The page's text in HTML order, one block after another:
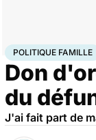
AccueilSanté Société
POLITIQUE FAMILLE
Don
du
J'ai fait part de